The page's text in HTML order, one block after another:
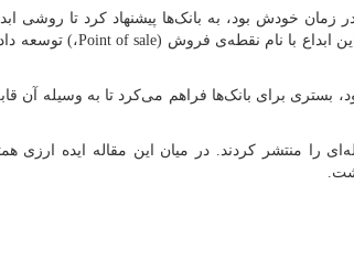
زمان خودش بود، به بانک‌ها پیشنهاد کرد تا روشی
ابداع با نام نقطه‌ی فروش Point of sale)،( توسعه
بود، بستری برای بانک‌ها فراهم می‌کرد تا به وسیله آن
را منتشر کردند. در میان این مقاله ایده ارزی